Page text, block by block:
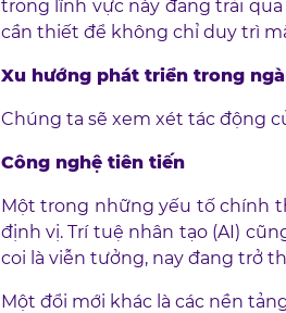
trong lĩnh vực này đang trải
cần thiết để không chỉ duy trì
Xu hướng phát triển trong
Chúng ta sẽ xem xét tác động
Công nghệ tiên tiến
Một trong những yếu tố chính
định vị. Trí tuệ nhân tạo (AI)
coi là viễn tưởng, nay đang trở
Một đổi mới khác là các nền